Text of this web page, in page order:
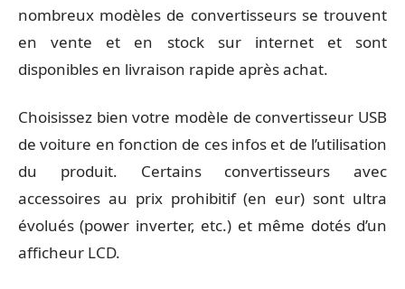
nombreux modèles de convertisseurs se trouvent
en vente et en stock sur internet et sont
disponibles en livraison rapide après achat.
Choisissez bien votre modèle de convertisseur USB
de voiture en fonction de ces infos et de l’utilisation
du produit. Certains convertisseurs avec
accessoires au prix prohibitif (en eur) sont ultra
évolués (power inverter, etc.) et même dotés d’un
afficheur LCD.